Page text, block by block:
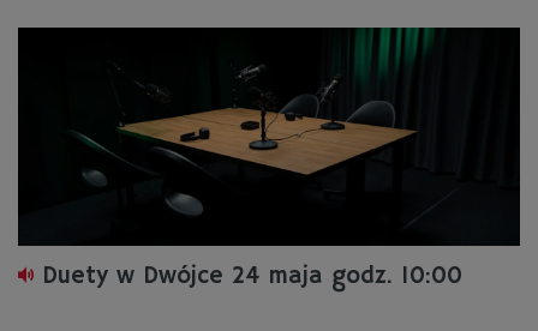
Duety w Dwójce 24 maja godz. 10:00